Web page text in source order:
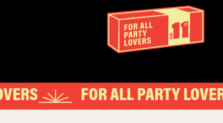
FOR ALL PARTY LOVERS